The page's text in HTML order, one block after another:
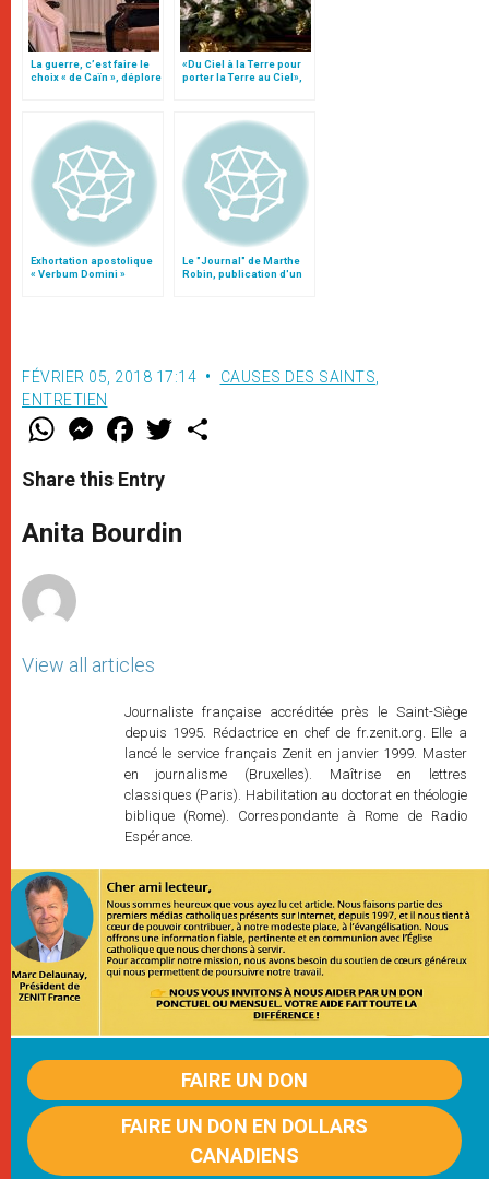
La guerre, c’est faire le
choix « de Caïn », déplore
«Du Ciel à la Terre pour
porter la Terre au Ciel»,
Exhortation apostolique
« Verbum Domini »
Le "Journal" de Marthe
Robin, publication d'un
FÉVRIER 05, 2018 17:14 CAUSES DES SAINTS
ENTRETIEN
W
t
s
p
p
M
e
s
e
g
e
F
a
e
b
o
k
w
r
Share this Entry
Anita Bourdin
View all articles
Journaliste française accréditée près le Saint-Siège
depuis 1995. Rédactrice en chef de fr.zenit.org. Elle a
lancé le service français Zenit en janvier 1999. Master
en journalisme (Bruxelles). Maîtrise en lettres
classiques (Paris). Habilitation au doctorat en théologie
biblique (Rome). Correspondante à Rome de Radio
Espérance.
FAIRE UN DON
FAIRE UN DON EN DOLLARS
CANADIENS